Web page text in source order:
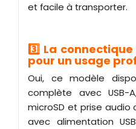
et facile à transporter.
3️⃣ La
pour un usage
Oui, ce modèle
complète avec USB-
microSD et prise audio
avec alimentation